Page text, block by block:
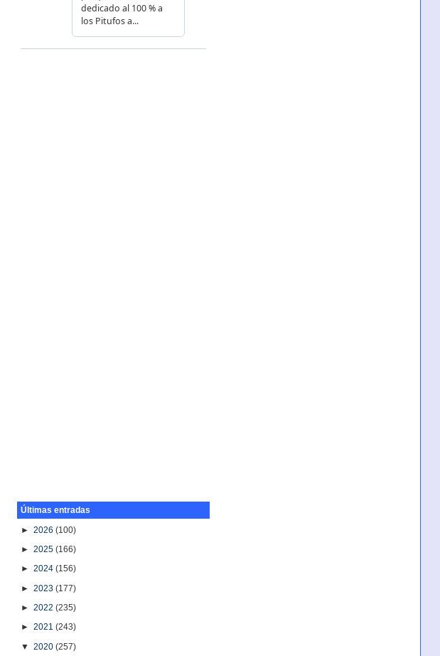
Últimas entradas
►2026(100)
►2025(166)
►2024(156)
►2023(177)
►2022(235)
►2021(243)
▼2020(257)